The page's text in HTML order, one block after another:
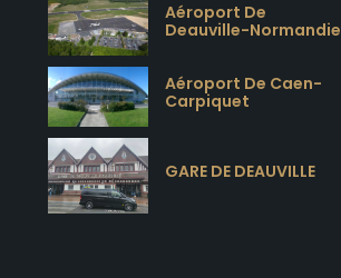
Aéroport De
Deauville-Normandie
Aéroport De Caen-
Carpiquet
GARE DE DEAUVILLE